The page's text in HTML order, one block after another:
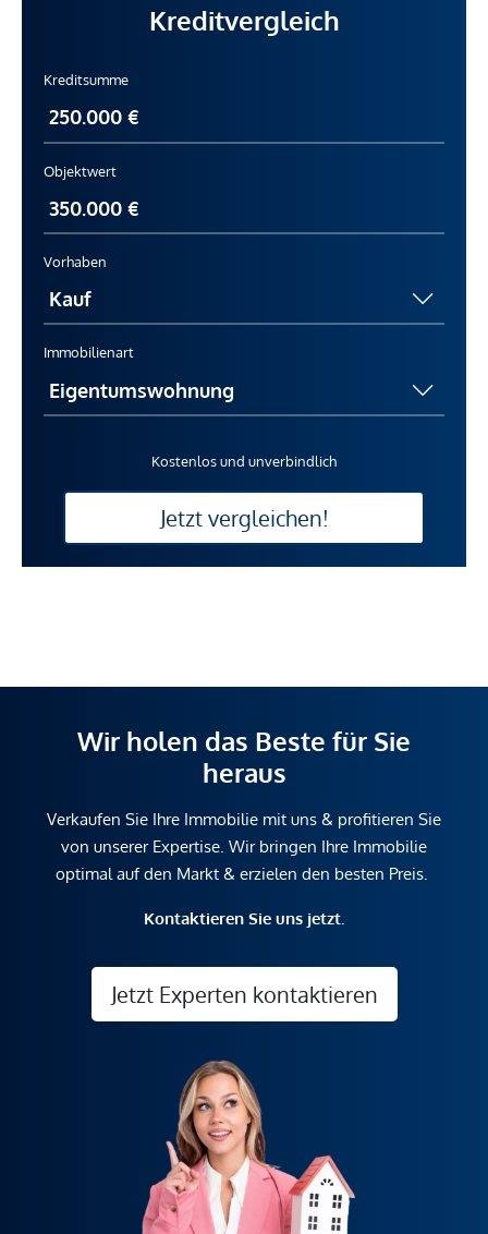
Kreditvergleich
Kreditsumme
Objektwert
Vorhaben
Immobilienart
Kostenlos und unverbindlich
Jetzt vergleichen!
Wir holen das Beste für Sie
heraus
Verkaufen Sie Ihre Immobilie mit uns & profitieren Sie
von unserer Expertise. Wir bringen Ihre Immobilie
optimal auf den Markt & erzielen den besten Preis.
Kontaktieren Sie uns jetzt.
Jetzt Experten kontaktieren